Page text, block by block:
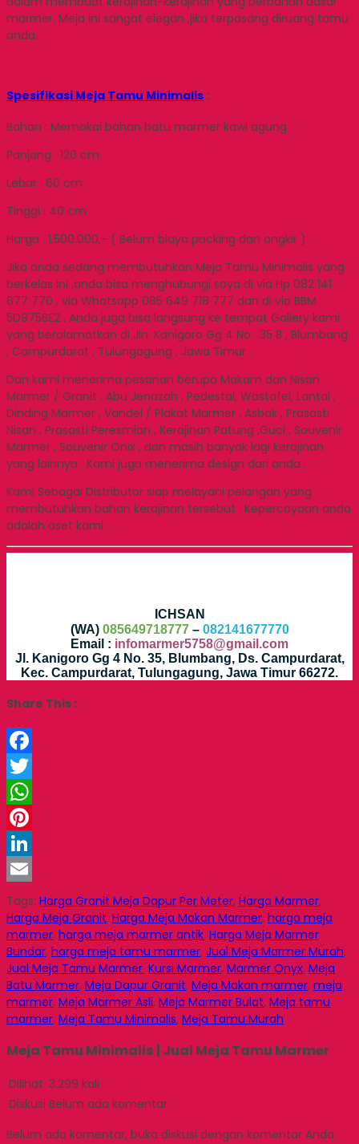
marmer. Meja ini sangat elegan ,jika terpasang diruang tamu
anda.
Spesifikasi Meja Tamu Minimalis :
Bahan : Memakai bahan batu marmer kawi agung
Panjang : 120 cm
Lebar : 60 cm
Tinggi : 40 cm
Harga : 1.500.000,- ( Belum biaya packing dan ongkir )
Jika anda sedang membutuhkan Meja Tamu Minimalis yang
berkelas ini ,anda bisa menghubungi saya di via Hp 082 141
677 770 , via Whatsapp 085 649 718 777 dan di via BBM
5D975BE2 . Anda juga bisa langsung ke tempat Gallery kami
yang beralamatkan di Jln. Kanigoro Gg 4 No . 35 B , Blumbang
, Campurdarat , Tulungagung , Jawa Timur .
Dan kami menerima pesanan berupa Makam dan Nisan
Marmer / Granit , Abu Jenazah , Pedestal, Wastafel, Lantai ,
Dinding Marmer , Vandel / Plakat Marmer , Asbak , Prasasti
Nisan , Prasasti Peresmian , Kerajinan Patung ,Guci , Souvenir
Marmer , Souvenir Onix , dan masih banyak lagi kerajinan
yang lainnya . Kami juga menerima design dari anda .
Kami Sebagai Distributor siap melayani pelangan yang
membutuhkan bahan kerajinan tersebut . Kepercayaan anda
adalah aset kami .
ICHSAN
(WA) 085649718777– 082141677770
Email : infomarmer5758@gmail.com
Jl. Kanigoro Gg 4 No. 35, Blumbang, Ds. Campurdarat,
Kec. Campurdarat, Tulungagung, Jawa Timur 66272.
Share This :
Facebook
Twitter
WhatsApp
Pinterest
LinkedIn
Email
Tags: Harga Granit Meja Dapur Per Meter, Harga Marmer,
Harga Meja Granit, Harga Meja Makan Marmer, harga meja
marmer, harga meja marmer antik, Harga Meja Marmer
Bundar, harga meja tamu marmer, Jual Meja Marmer Murah,
Jual Meja Tamu Marmer, Kursi Marmer, Marmer Onyx, Meja
Batu Marmer, Meja Dapur Granit, Meja Makan marmer, meja
marmer, Meja Marmer Asli, Meja Marmer Bulat, Meja tamu
marmer, Meja Tamu Minimalis, Meja Tamu Murah
Meja Tamu Minimalis | Jual Meja Tamu Marmer
Dilihat 3.299 kali
Diskusi Belum ada komentar
Belum ada komentar, buka diskusi dengan komentar Anda.